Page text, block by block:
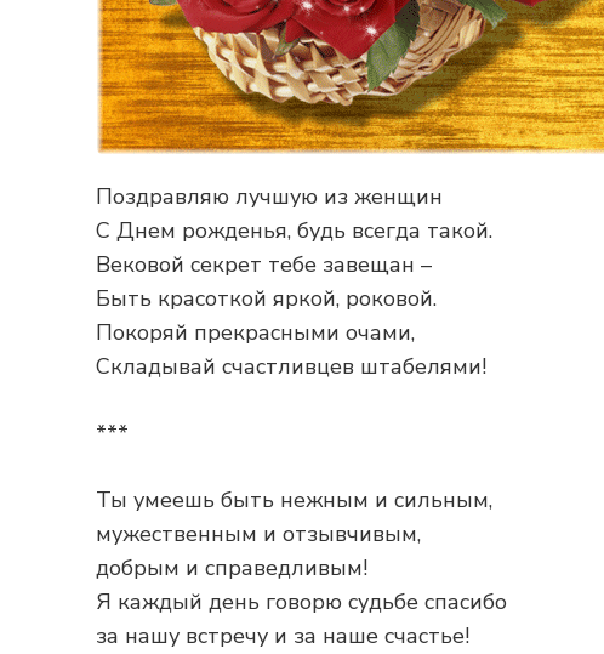
Поздравляю лучшую из женщин
С Днем рожденья, будь всегда такой.
Вековой секрет тебе завещан –
Быть красоткой яркой, роковой.
Покоряй прекрасными очами,
Складывай счастливцев штабелями!
***
Ты умеешь быть нежным и сильным,
мужественным и отзывчивым,
добрым и справедливым!
Я каждый день говорю судьбе спасибо
за нашу встречу и за наше счастье!